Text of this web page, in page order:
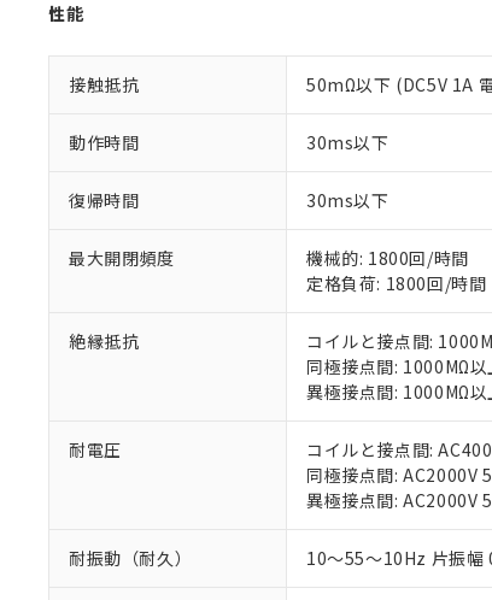
性能
接触抵抗 50mΩ以下 (DC5V 1A
動作時間 30ms以下
復帰時間 30ms以下
最大開閉頻度
機械的: 1800回/時間
定格負荷: 1800回/時間
絶縁抵抗
コイルと接点間:
同極接点間: 1000MΩ
異極接点間: 1000MΩ
耐電圧
コイルと接点間:
同極接点間: AC2000V
異極接点間: AC2000V
耐振動（耐久） 10～55～10Hz 片振
当社制
在庫状
のであ
在庫状
す。
マイパ
ている
お客
が、当
さい。
いる
ル（DBP）
但し、RoHS指
フタル酸エステ
※3 非含有
下記の非含
EU RoHS指
51物質の非
※本証明書は
また、
既に当社に
り割愛して
*中国RoHS10物
Pb(鉛)
Cr(Ⅵ)(六価クロ
「ｅ」：有
「10」：通
味します。
「－」：未
などの
当社は
ます。
号
－
在
機
空
白